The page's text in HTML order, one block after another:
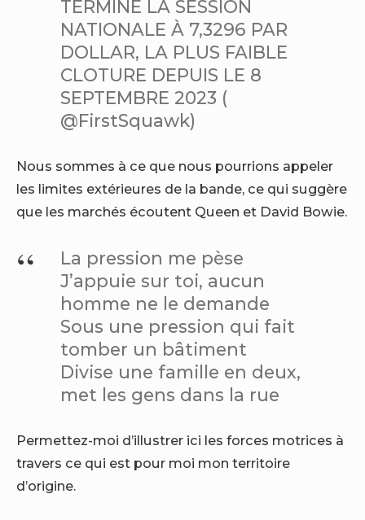
TERMINE LA SESSION
NATIONALE À 7,3296 PAR
DOLLAR, LA PLUS FAIBLE
CLOTURE DEPUIS LE 8
SEPTEMBRE 2023 (
@FirstSquawk)
Nous sommes à ce que nous pourrions appeler
les limites extérieures de la bande, ce qui suggère
que les marchés écoutent Queen et David Bowie.
La pression me pèse
J’appuie sur toi, aucun
homme ne le demande
Sous une pression qui fait
tomber un bâtiment
Divise une famille en deux,
met les gens dans la rue
Permettez-moi d’illustrer ici les forces motrices à
travers ce qui est pour moi mon territoire
d’origine.